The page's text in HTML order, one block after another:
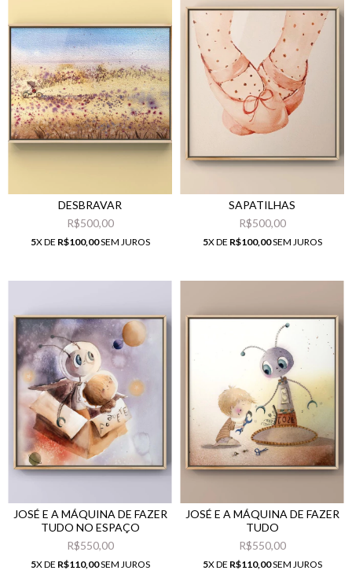
DESBRAVAR
R$500,00
5X DE R$100,00SEM JUROS
SAPATILHAS
R$500,00
5X DE R$100,00SEM JUROS
JOSÉ E A MÁQUINA DE FAZER
TUDO NO ESPAÇO
R$550,00
5X DE R$110,00SEM JUROS
JOSÉ E A MÁQUINA DE FAZER
TUDO
R$550,00
5X DE R$110,00SEM JUROS